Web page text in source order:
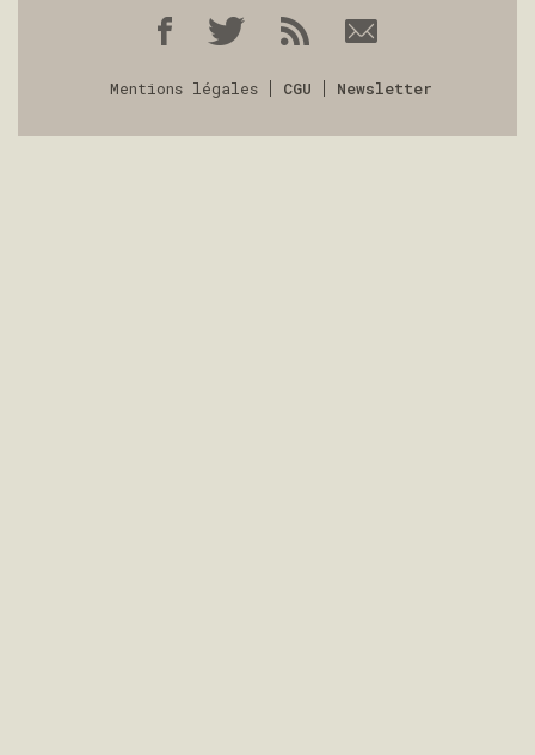
Mentions légales CGU Newsletter